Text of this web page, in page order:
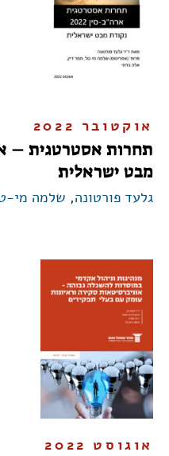
אוקטובר 2022
מבט ישראלית
גלעד פורטונה, שלמה מי-
אוגוסט 2022